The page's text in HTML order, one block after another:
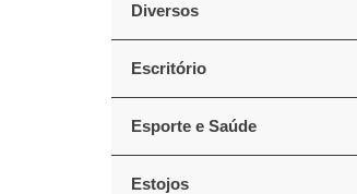
Diversos
Escritório
Esporte e Saúde
Estojos